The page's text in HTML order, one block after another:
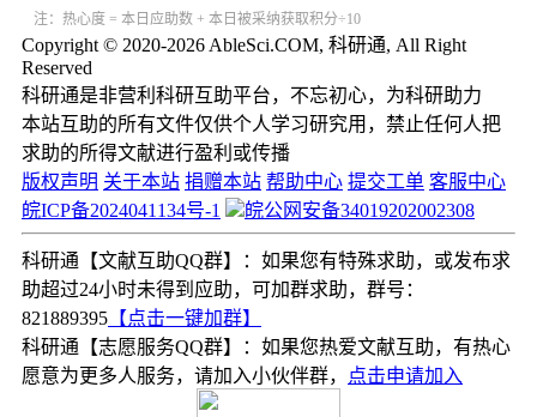
注：热心度 = 本日应助数 + 本日被采纳获取积分÷10
Copyright © 2020-2026 AbleSci.COM, 科研通, All Right
Reserved
科研通是非营利科研互助平台，不忘初心，为科研助力
本站互助的所有文件仅供个人学习研究用，禁止任何人把
求助的所得文献进行盈利或传播
版权声明 关于本站 捐赠本站 帮助中心 提交工单 客服中心
皖ICP备2024041134号-1
皖公网安备34019202002308
科研通【文献互助QQ群】：如果您有特殊求助，或发布求
助超过24小时未得到应助，可加群求助，群号：
821889395 【点击一键加群】
科研通【志愿服务QQ群】：如果您热爱文献互助，有热心
愿意为更多人服务，请加入小伙伴群，
点击申请加入